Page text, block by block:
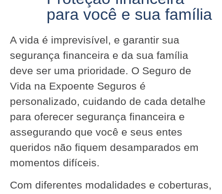
para você e sua família
A vida é imprevisível, e garantir sua
segurança financeira e da sua família
deve ser uma prioridade. O Seguro de
Vida na Expoente Seguros é
personalizado, cuidando de cada detalhe
para oferecer segurança financeira e
assegurando que você e seus entes
queridos não fiquem desamparados em
momentos difíceis.
Com diferentes modalidades e coberturas,